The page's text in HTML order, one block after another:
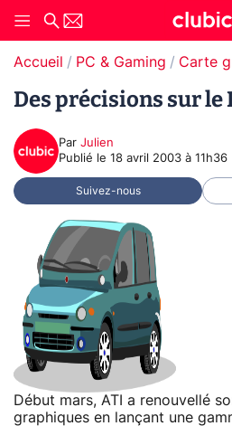
Accueil PC & Gaming Carte
Des précisions sur le
Par Julien
Publié le 18 avril 2003 à 11h36
Suivez-nous
Début mars, ATI a renouvellé
graphiques en lançant une